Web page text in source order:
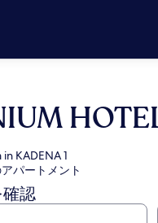
KADENA 1
パートメント
認